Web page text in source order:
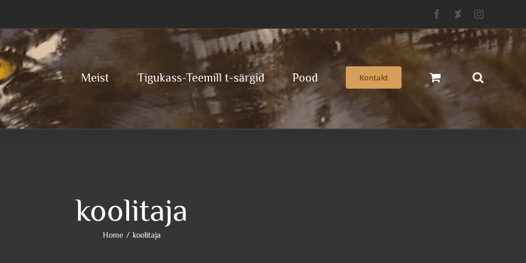
FacebookDeviantartInstagram
Meist Tigukass-Teemill t-särgid Pood Kontakt
koolitaja
Home koolitaja